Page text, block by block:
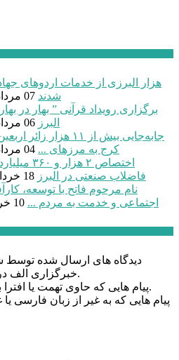
شدند 07 مرداد 1405 - 29 ژوئیه 2026
برگزاری رویداد قرآنی ” بهار در
البرز 06 مرداد 1405 - 28 ژوئیه 2026
جابه‌جایی بیش از ۱۱
کرج به مرزهای ... 04 مرداد 1405 - 26 ژوئیه 2026
اختصاص ۲
فاضلاب صنعتی در البرز 18 خرداد 1405 - 08 ژوئن 2026
نام مرحوم فاتح با توسعه،
اجتماعی و خدمت به مردم ... 10 خرداد 1405 - 31 مه 2026
دیدگاه های ارسال شده توسط
خبرگزاری الف در وب منتشر خواهد شد.
پیام هایی که حاوی تهمت یا افترا باشد منتشر نخواهد شد.
پیام هایی که به غیر از زبان فارسی